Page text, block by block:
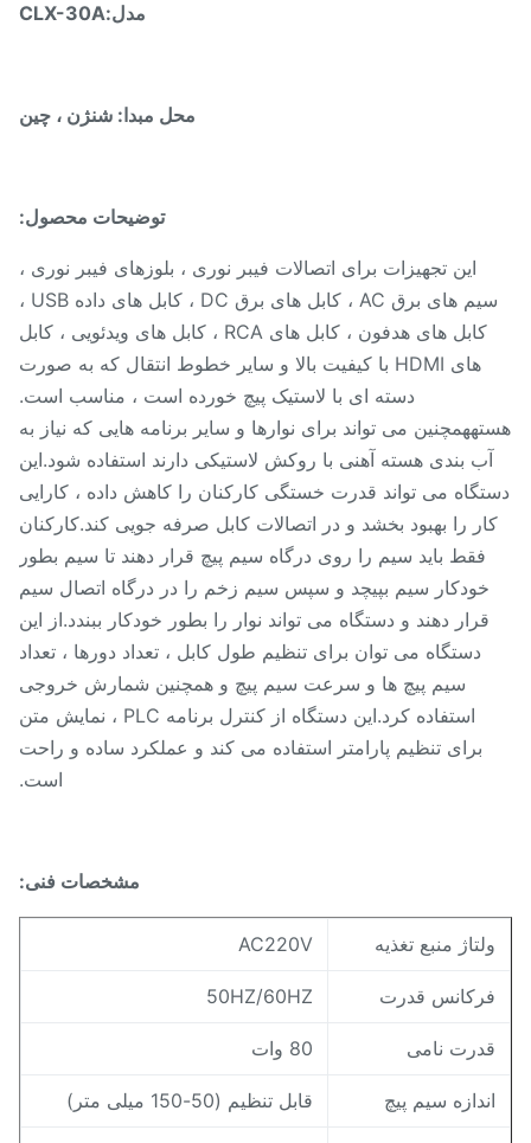
مدل:CLX-30A
محل مبدا: شنژن ، چین
توضیحات محصول:
این تجهیزات برای اتصالات فیبر نوری ، بلوزهای فیبر نوری ،
سیم های برق AC ، کابل های برق DC ، کابل های داده USB ،
کابل های هدفون ، کابل های RCA ، کابل های ویدئویی ، کابل
های HDMI با کیفیت بالا و سایر خطوط انتقال که به صورت
دسته ای با لاستیک پیچ خورده است ، مناسب است.
می تواند برای نوارها و سایر برنامه هایی که نیاز به
آب بندی هسته آهنی با روکش لاستیکی دارند استفاده شود.این
می تواند قدرت خستگی کارکنان را کاهش داده ، کارایی
را بهبود بخشد و در اتصالات کابل صرفه جویی کند.کارکنان
فقط باید سیم را روی درگاه سیم پیچ قرار دهند تا سیم بطور
خودکار سیم بپیچد و سپس سیم زخم را در درگاه اتصال سیم
قرار دهند و دستگاه می تواند نوار را بطور خودکار ببندد.از این
دستگاه می توان برای تنظیم طول کابل ، تعداد دورها ، تعداد
سیم پیچ ها و سرعت سیم پیچ و همچنین شمارش خروجی
استفاده کرد.این دستگاه از کنترل برنامه PLC ، نمایش متن
برای تنظیم پارامتر استفاده می کند و عملکرد ساده و راحت
است.
مشخصات فنی:
منبع تغذیه AC220V
قدرت 50HZ/60HZ
نامی
سیم پیچ قابل تنظیم (50-150 میلی متر)